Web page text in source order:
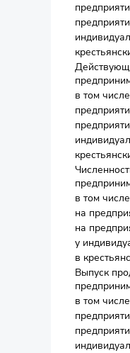
в том
в том
на
на
у
в
Выпуск
в том